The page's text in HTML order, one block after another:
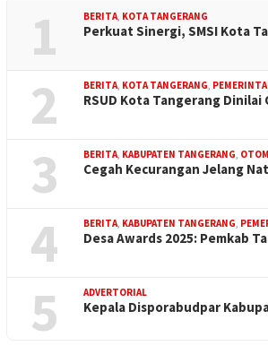
1 BERITA KOTA TANGERANG
Perkuat Sinergi, SMSI Kota
2 BERITA KOTA TANGERANG
RSUD Kota Tangerang
3 BERITA KABUPATEN TANGERANG
Cegah Kecurangan Jelang
4 BERITA KABUPATEN TANGERANG
Desa Awards 2025: Pemkab
5 ADVERTORIAL
Kepala Disporabudpar